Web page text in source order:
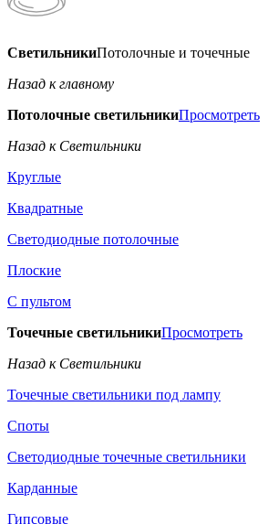
СветильникиПотолочные и точечные
Назад к главному
Потолочные светильникиПросмотреть
Назад к Светильники
Круглые
Квадратные
Светодиодные потолочные
Плоские
С пультом
Точечные светильникиПросмотреть
Назад к Светильники
Точечные светильники под лампу
Споты
Светодиодные точечные светильники
Карданные
Гипсовые